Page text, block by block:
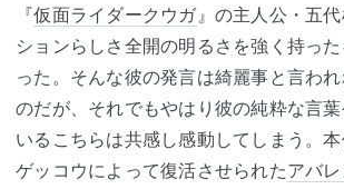
『仮面ライダークウガ』の主人公・五
ションらしさ全開の明るさを強く持った
った。そんな彼の発言は綺麗事と言わ
のだが、それでもやはり彼の純粋な言
いるこちらは共感し感動してしまう。
ゲッコウによって復活させられたアバ